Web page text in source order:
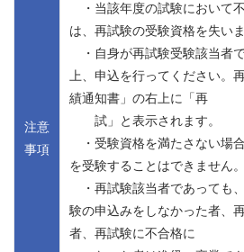
注意
事項
・当該年度の試験において
は、再試験の受験資格を失いま
・自身が再試験受験該当者
上、申込を行ってください。
績通知書」の右上に「再
試」と表示されます。
・受験資格を満たさない場
を受験することはできません。
・再試験該当者であっても
験の申込みをしなかった者、
者、再試験に不合格に